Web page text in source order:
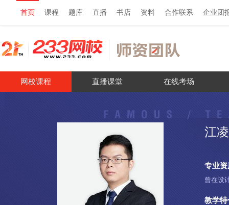
首页 课程 题库 直播 书店 资料 合作联系 企业团
网校课程 直播课堂 在线考场
江
专业资
曾在设
教学特